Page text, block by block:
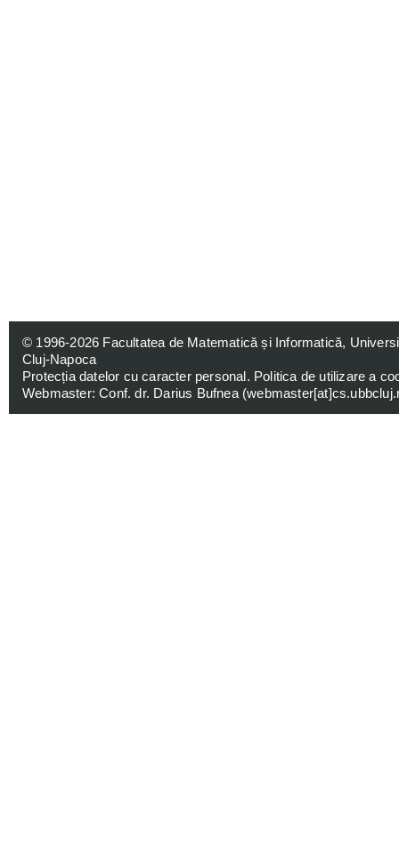
© 1996-2026 Facultatea de Matematică și Informatică,
Cluj-Napoca
Protecția datelor cu caracter personal. Politica de utilizare a
Webmaster: Conf. dr. Darius Bufnea (